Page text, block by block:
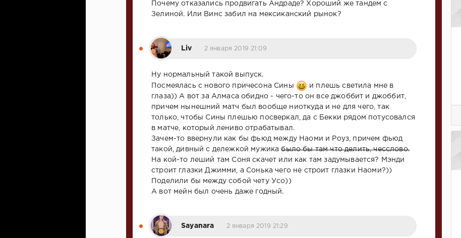
Почему отказались продвигать Андраде? Хороший же тандем с
Зелиной. Или Винс забил на мексиканский рынок?
Liv 2 января 2019 21:09
Ну нормальный такой выпуск.
Посмеялась с нового причесона Сины
и плешь светила мне в
глаза)) А вот за Алмаса обидно - чего-то он все джоббит и джоббит,
причем нынешний матч был вообще ниоткуда и не для чего, так
только, чтобы Сины плешью посверкал, да с Бекки рядом потусовался
в матче, который лениво отрабатывал.
Зачем-то ввернули как бы фьюд между Наоми и Роуз, причем фьюд
такой, дивный с дележкой мужикабыло бы там что делить, чесслово.
На кой-то леший там Соня скачет или как там задумывается? Мэнди
строит глазки Джимми, а Сонька чего не строит глазки Наоми?))
Поделили бы между собой чету Усо))
А вот мейн был очень даже годный.
Sayanara 2 января 2019 21:29